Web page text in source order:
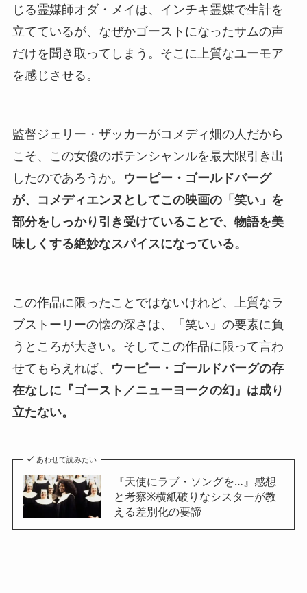
じる霊媒師オダ・メイは、インチキ霊媒で生計を
立てているが、なぜかゴーストになったサムの声
だけを聞き取ってしまう。そこに上質なユーモア
を感じさせる。
監督ジェリー・ザッカーがコメディ畑の人だから
こそ、この女優のポテンシャンルを最大限引き出
したのであろうか。 ウーピー・ゴールドバーグ
が、コメディエンヌとしてこの映画の「笑い」を
部分をしっかり引き受けていることで、物語を美
味しくする絶妙なスパイスになっている。
この作品に限ったことではないけれど、上質なラ
ブストーリーの懐の深さは、「笑い」の要素に負
うところが大きい。そしてこの作品に限って言わ
せてもらえれば、 ウーピー・ゴールドバーグの存
在なしに『ゴースト／ニューヨークの幻』は成り
立たない。
あわせて読みたい
『天使にラブ・ソングを…』感想
と考察※横紙破りなシスターが教
える差別化の要諦